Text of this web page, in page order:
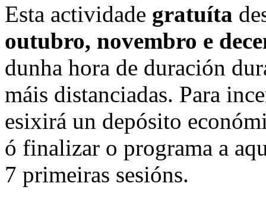
Esta actividade gratuíta
outubro, novembro e
dunha hora de duración
máis distanciadas. Para
esixirá un depósito
ó finalizar o programa a
7 primeiras sesións.